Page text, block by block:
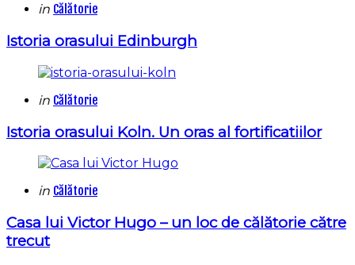
Categories
Posted
in Călătorie
Istoria orasului Edinburgh
Categories
Posted
in Călătorie
Istoria orasului Koln. Un oras al fortificatiilor
Categories
Posted
in Călătorie
Casa lui Victor Hugo – un loc de călătorie către
trecut